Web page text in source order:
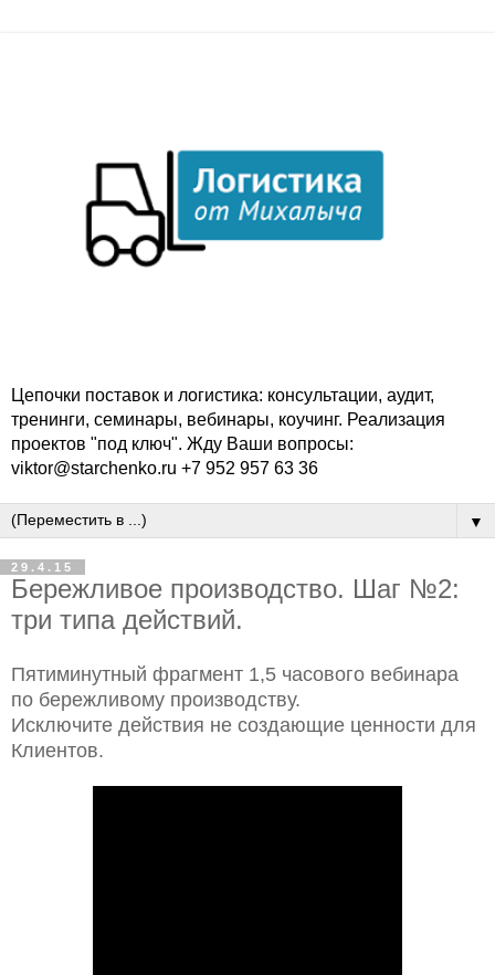
Цепочки поставок и логистика: консультации, аудит,
тренинги, семинары, вебинары, коучинг. Реализация
проектов "под ключ". Жду Ваши вопросы:
viktor@starchenko.ru +7 952 957 63 36
▼
29.4.15
Бережливое производство. Шаг №2:
три типа действий.
Пятиминутный фрагмент 1,5 часового вебинара
по бережливому производству.
Исключите действия не создающие ценности для
Клиентов.